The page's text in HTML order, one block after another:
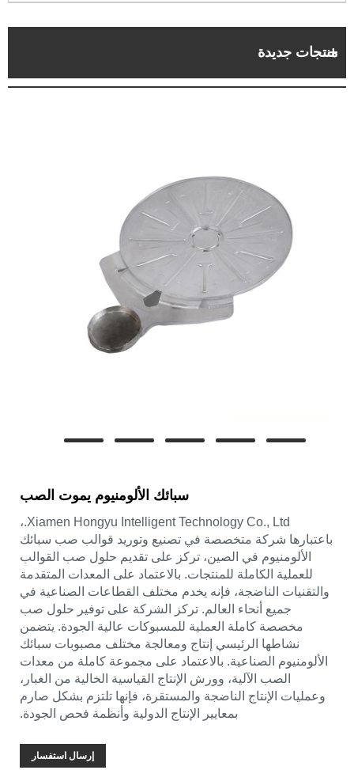
منتجات جديدة
سبائك الألومنيوم يموت الصب
Xiamen Hongyu Intelligent Technology Co., Ltd.،
باعتبارها شركة متخصصة في تصنيع وتوريد قوالب صب سبائك
الألومنيوم في الصين، تركز على تقديم حلول صب القوالب
للعملية الكاملة للمنتجات. بالاعتماد على المعدات المتقدمة
والتقنيات الناضجة، فإنه يخدم مختلف القطاعات الصناعية في
جميع أنحاء العالم. تركز الشركة على توفير حلول صب
مخصصة كاملة العملية للمسبوكات عالية الجودة. يتضمن
نشاطها الرئيسي إنتاج ومعالجة مختلف مصبوبات سبائك
الألومنيوم الصناعية. بالاعتماد على مجموعة كاملة من معدات
الصب الآلية، وورش الإنتاج القياسية الخالية من الغبار،
وعمليات الإنتاج الناضجة والمستقرة، فإنها تلتزم بشكل صارم
بمعايير الإنتاج الدولية وأنظمة فحص الجودة.
إرسال استفسار